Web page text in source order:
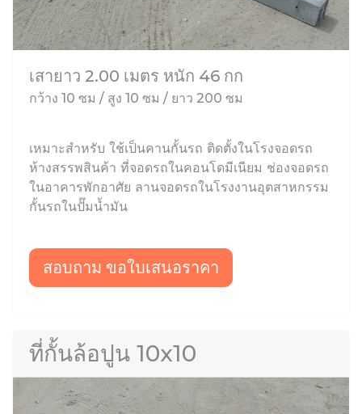
เสายาว 2.00 เมตร หนัก 46 กก
กว้าง 10 ซม / สูง 10 ซม / ยาว 200 ซม
เหมาะสำหรับ ใช้เป็นคานกั้นรถ ติดตั้งในโรงจอดรถ
ห้างสรรพสินค้า ที่จอดรถในคอนโดมีเนียม ช่องจอดรถ
ในอาคารพักอาศัย ลานจอดรถในโรงงานอุตสาหกรรม
กั้นรถในปั๊มน้ำมัน
สอบถาม ขอใบเสนอราคา
ที่กั้นล้อปูน 10x10